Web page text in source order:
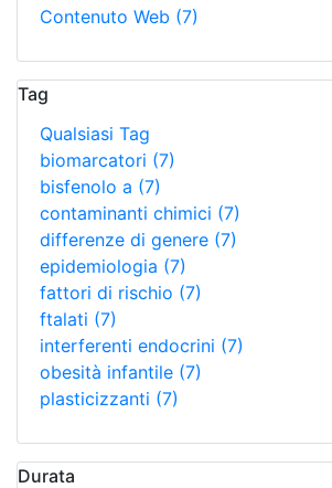
Contenuto Web (7)
Tag
Qualsiasi Tag
biomarcatori (7)
bisfenolo a (7)
contaminanti chimici (7)
differenze di genere (7)
epidemiologia (7)
fattori di rischio (7)
ftalati (7)
interferenti endocrini (7)
obesità infantile (7)
plasticizzanti (7)
Durata